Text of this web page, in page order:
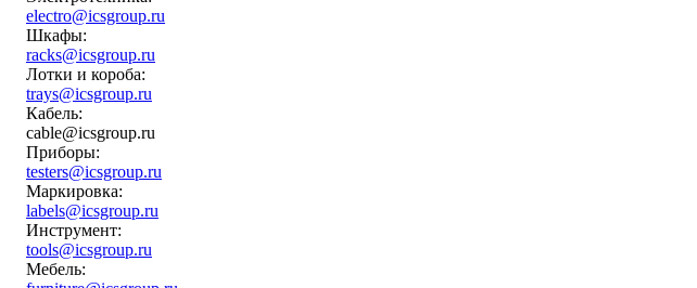
electro@icsgroup.ru
Шкафы:
racks@icsgroup.ru
Лотки и короба:
trays@icsgroup.ru
Кабель:
cable@icsgroup.ru
Приборы:
testers@icsgroup.ru
Маркировка:
labels@icsgroup.ru
Инструмент:
tools@icsgroup.ru
Мебель: